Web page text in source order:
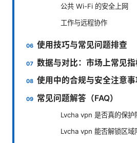
公共 Wi-Fi 的安全上网
工作与远程协作
使用技巧与常见问题排查
数据与对比：市场上常见
使用中的合规与安全注意事
常见问题解答（FAQ）
Lvcha vpn 是否真的保护
Lvcha vpn 能否解锁区域